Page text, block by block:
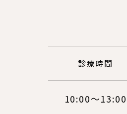
診療時間
10:00～13:00